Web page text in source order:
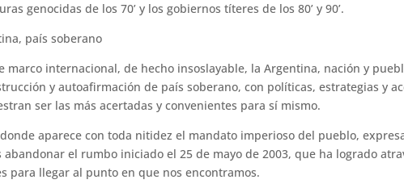
genocidas de los 70’ y los gobiernos títeres de los 80’ y 90’.
país soberano
marco internacional, de hecho insoslayable, la Argentina, nación y
y autoafirmación de país soberano, con políticas, estrategias y
ser las más acertadas y convenientes para sí mismo.
aparece con toda nitidez el mandato imperioso del pueblo,
abandonar el rumbo iniciado el 25 de mayo de 2003, que ha logrado
para llegar al punto en que nos encontramos.